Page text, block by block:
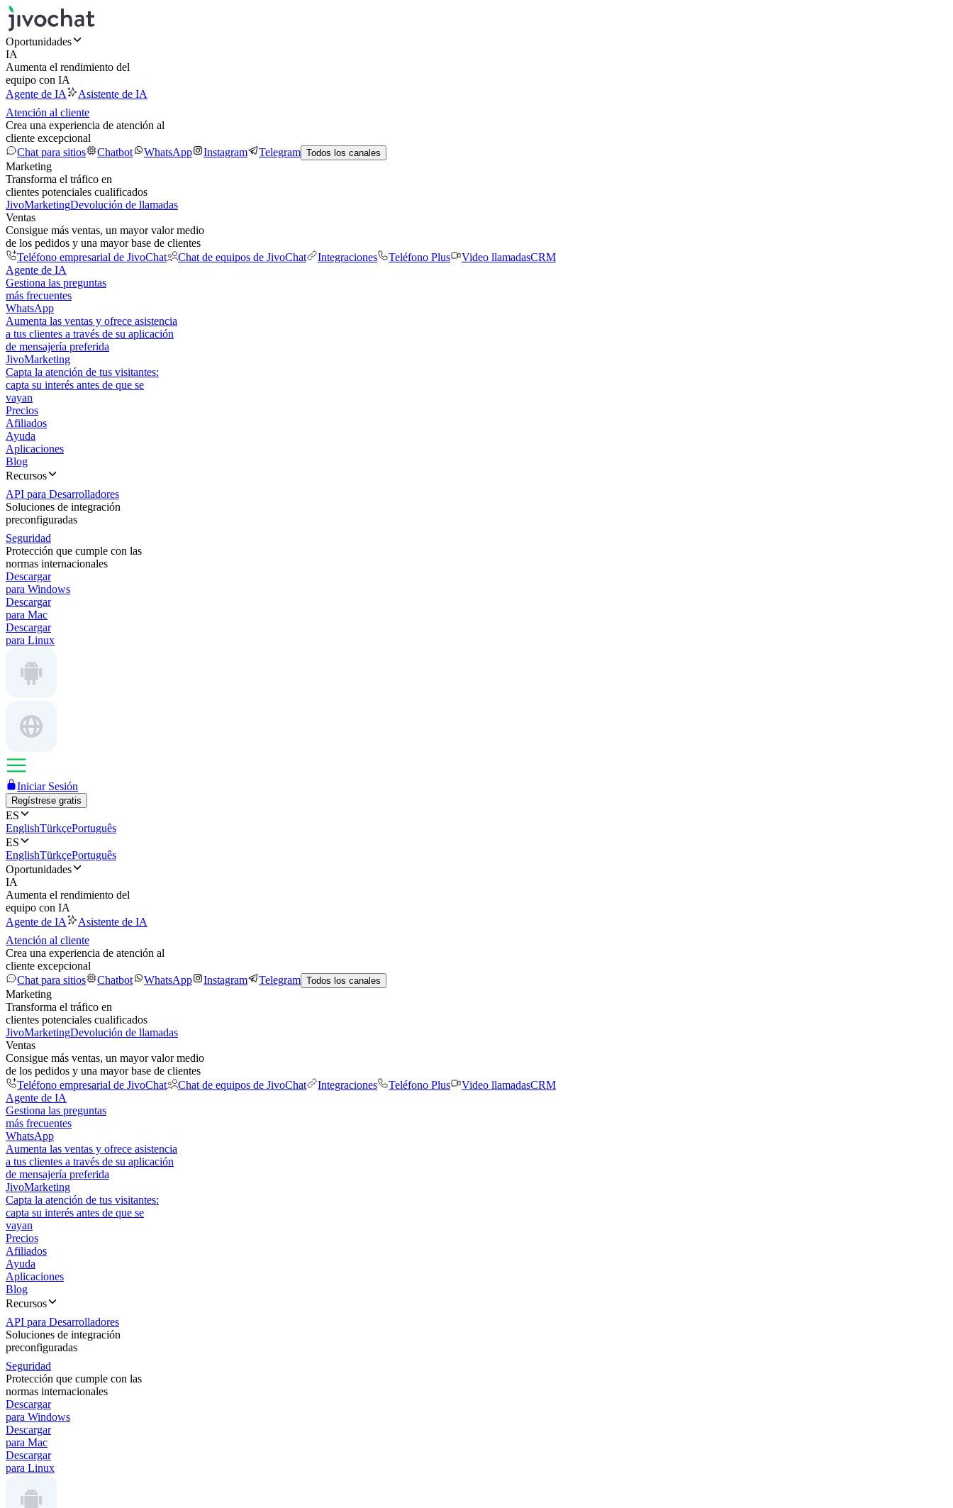
Oportunidades
IA
Aumenta el rendimiento del
equipo con IA
Agente de IA
Asistente de IA
Atención al cliente
Crea una experiencia de atención al
cliente excepcional
Chat para sitios
Chatbot WhatsApp Instagram Telegram Todos los canales
Marketing
Transforma el tráfico en
clientes potenciales cualificados
JivoMarketingDevolución de llamadas
Ventas
Consigue más ventas, un mayor valor medio
de los pedidos y una mayor base de clientes
Teléfono empresarial de JivoChat
Chat de equipos de JivoChat Integraciones Teléfono Plus Video llamadasCRM
Agente de IA
Gestiona las preguntas
más frecuentes
WhatsApp
Aumenta las ventas y ofrece asistencia
a tus clientes a través de su aplicación
de mensajería preferida
JivoMarketing
Capta la atención de tus visitantes:
capta su interés antes de que se
vayan
Precios
Afiliados
Ayuda
Aplicaciones
Blog
Recursos
API para Desarrolladores
Soluciones de integración
preconfiguradas
Seguridad
Protección que cumple con las
normas internacionales
Descargar
para Windows
Descargar
para Mac
Descargar
para Linux
Iniciar Sesión
Regístrese gratis
ES
EnglishTürkçePortuguês
ES
EnglishTürkçePortuguês
Oportunidades
IA
Aumenta el rendimiento del
equipo con IA
Agente de IA
Asistente de IA
Atención al cliente
Crea una experiencia de atención al
cliente excepcional
Chat para sitios
Chatbot WhatsApp Instagram Telegram Todos los canales
Marketing
Transforma el tráfico en
clientes potenciales cualificados
JivoMarketingDevolución de llamadas
Ventas
Consigue más ventas, un mayor valor medio
de los pedidos y una mayor base de clientes
Teléfono empresarial de JivoChat
Chat de equipos de JivoChat Integraciones Teléfono Plus Video llamadasCRM
Agente de IA
Gestiona las preguntas
más frecuentes
WhatsApp
Aumenta las ventas y ofrece asistencia
a tus clientes a través de su aplicación
de mensajería preferida
JivoMarketing
Capta la atención de tus visitantes:
capta su interés antes de que se
vayan
Precios
Afiliados
Ayuda
Aplicaciones
Blog
Recursos
API para Desarrolladores
Soluciones de integración
preconfiguradas
Seguridad
Protección que cumple con las
normas internacionales
Descargar
para Windows
Descargar
para Mac
Descargar
para Linux